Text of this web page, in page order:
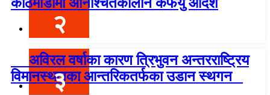
२
अविरल वर्षाका कारण त्रिभुवन अन्तरराष्ट्रिय
विमानस्थलका आन्तरिकतर्फका उडान स्थगन
३